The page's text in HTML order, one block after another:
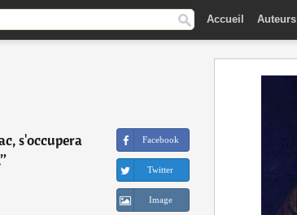
Accueil Auteurs
s'occupera
”
Facebook
Twitter
Image